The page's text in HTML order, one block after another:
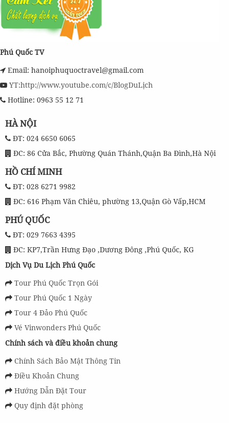
Phú Quốc TV
Email: hanoiphuquoctravel@gmail.com
YT:http://www.youtube.com/c/BlogDuLịch
Hotline: 0963 55 12 71
HÀ NỘI
ĐT: 024 6650 6065
ĐC: 86 Cửa Bắc, Phường Quán Thánh,Quận Ba Đình,Hà Nội
HỒ CHÍ MINH
ĐT: 028 6271 9982
ĐC: 616 Phạm Văn Chiêu, phường 13,Quận Gò Vấp,HCM
PHÚ QUỐC
ĐT: 029 7663 4395
ĐC: KP7,Trần Hưng Đạo ,Dương Đông ,Phú Quốc, KG
Dịch Vụ Du Lịch Phú Quốc
Tour Phú Quốc Trọn Gói
Tour Phú Quốc 1 Ngày
Tour 4 Đảo Phú Quốc
Vé Vinwonders Phú Quốc
Chính sách và điều khoản chung
Chính Sách Bảo Mật Thông Tin
Điều Khoản Chung
Hướng Dẫn Đặt Tour
Quy định đặt phòng